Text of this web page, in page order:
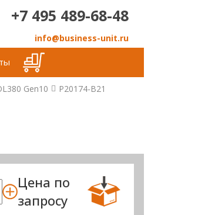
+7 495 489-68-48
info@business-unit.ru
Gen10 P20174-B21
Цена по
запросу